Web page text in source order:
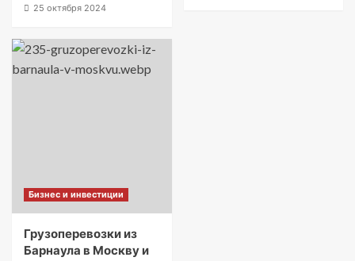
25 октября 2024
Бизнес и инвестиции
Грузоперевозки из
Барнаула в Москву и